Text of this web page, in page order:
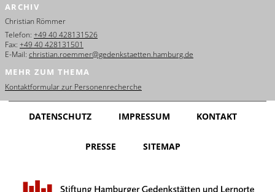
Français
Dansk
Español
Nederlands
ARCHIV
Christian Römmer
Telefon: +49 40 428131526
Fax: +49 40 428131501
E-Mail: christian.roemmer@gedenkstaetten.hamburg.de
MEHR ZUM THEMA
Kontaktformular zur Personenrecherche
DATENSCHUTZ IMPRESSUM KONTAKT
PRESSE SITEMAP